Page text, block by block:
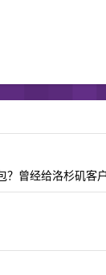
曾经给洛杉矶客